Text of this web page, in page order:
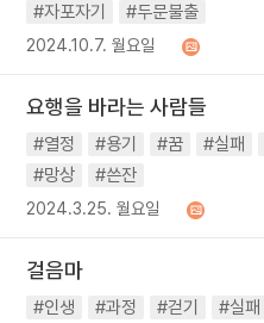
#자포자기
#두문불출
2024.10.7. 월요일
요행을 바라는 사람들
#열정 #용기 #꿈 #실패
#망상
#쓴잔
2024.3.25. 월요일
걸음마
#인생 #과정 #걷기 #실패